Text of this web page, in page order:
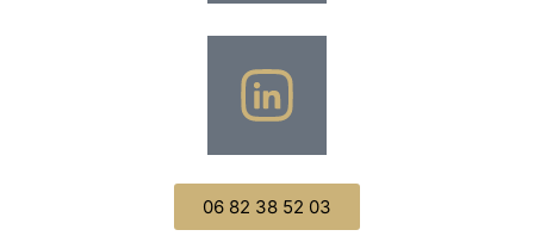
06 82 38 52 03